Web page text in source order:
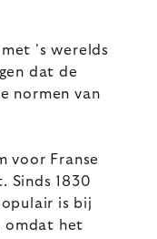
's werelds
dat de
normen van
voor Franse
1830
is bij
omdat het